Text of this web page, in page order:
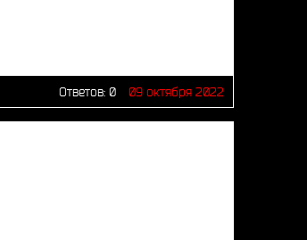
Ответов: 0 09 октября 2022